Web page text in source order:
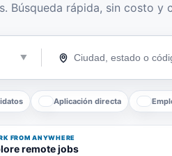
Búsqueda rápida, sin costo y
Aplicación directa
FROM ANYWHERE
remote jobs